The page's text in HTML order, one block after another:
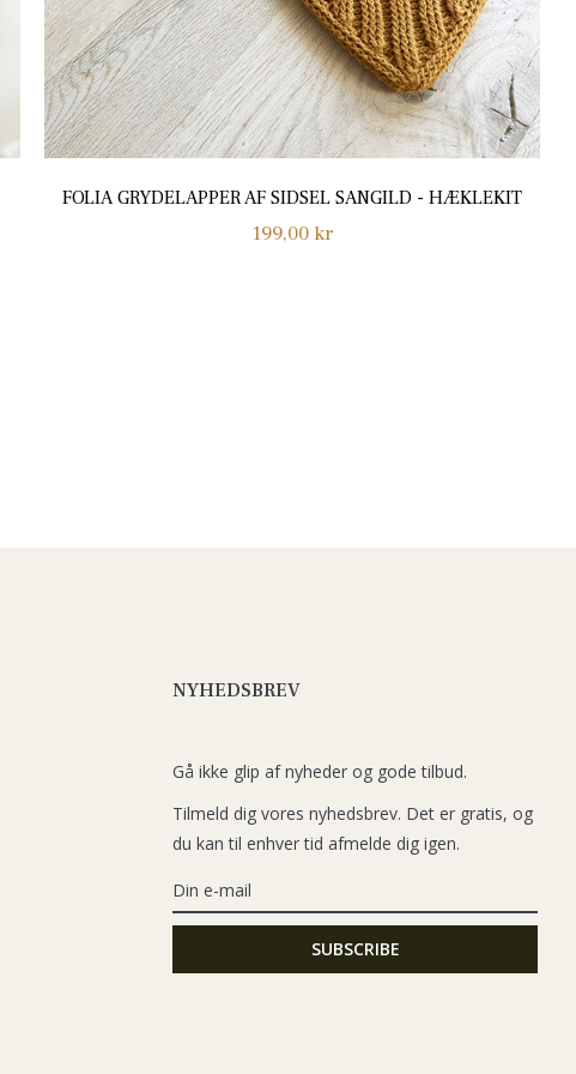
FOLIA GRYDELAPPER AF SIDSEL SANGILD - HÆKLEKIT
Normalpris
199,00 kr
NYHEDSBREV
Gå ikke glip af nyheder og gode tilbud.
Tilmeld dig vores nyhedsbrev. Det er gratis, og
du kan til enhver tid afmelde dig igen.